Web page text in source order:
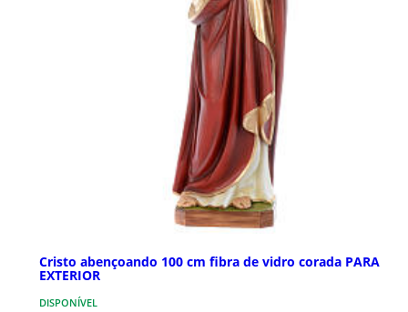
Cristo abençoando 100 cm fibra de vidro corada PARA
EXTERIOR
DISPONÍVEL